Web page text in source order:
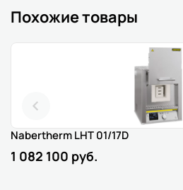
Похожие товары
Nabertherm LHT 01/17D
1 082 100 руб.